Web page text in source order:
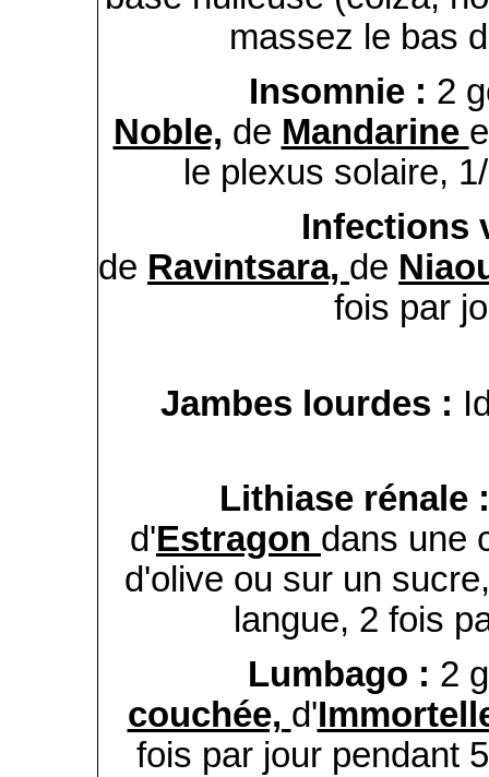
massez le bas
Insomnie : 2
Noble, de Mandarine
le plexus solaire,
Infections
de Ravintsara, de
fois par
Jambes lourdes :
Lithiase rénale
d'Estragon dans une
d'olive ou sur un
langue, 2 fois
Lumbago : 2
couchée, d'
fois par jour pendant